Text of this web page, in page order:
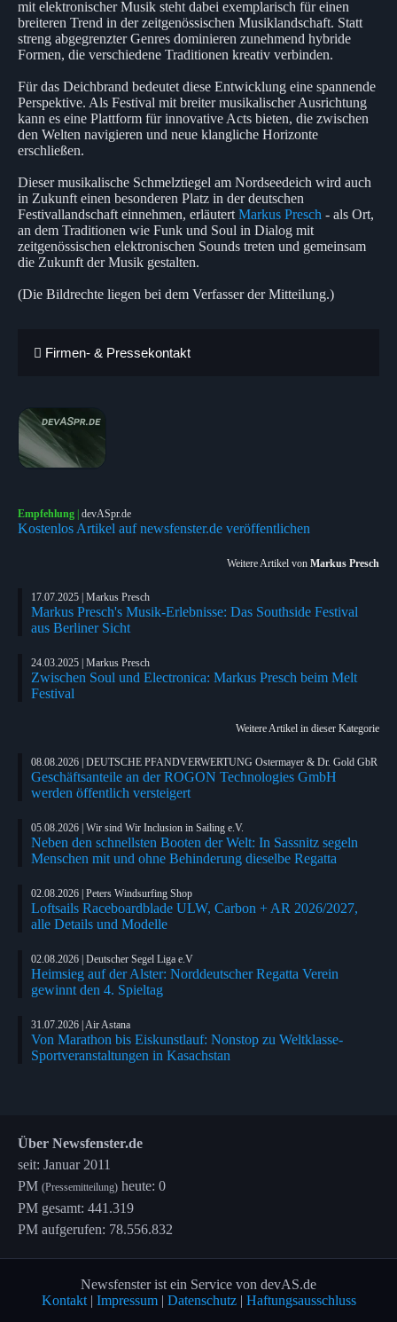
mit elektronischer Musik steht dabei exemplarisch für einen
breiteren Trend in der zeitgenössischen Musiklandschaft. Statt
streng abgegrenzter Genres dominieren zunehmend hybride
Formen, die verschiedene Traditionen kreativ verbinden.
Für das Deichbrand bedeutet diese Entwicklung eine spannende
Perspektive. Als Festival mit breiter musikalischer Ausrichtung
kann es eine Plattform für innovative Acts bieten, die zwischen
den Welten navigieren und neue klangliche Horizonte
erschließen.
Dieser musikalische Schmelztiegel am Nordseedeich wird auch
in Zukunft einen besonderen Platz in der deutschen
Festivallandschaft einnehmen, erläutert Markus Presch - als Ort,
an dem Traditionen wie Funk und Soul in Dialog mit
zeitgenössischen elektronischen Sounds treten und gemeinsam
die Zukunft der Musik gestalten.
(Die Bildrechte liegen bei dem Verfasser der Mitteilung.)
Firmen- & Pressekontakt
Empfehlung | devASpr.de
Kostenlos Artikel auf newsfenster.de veröffentlichen
Weitere Artikel von Markus Presch
17.07.2025 | Markus Presch
Markus Presch's Musik-Erlebnisse: Das Southside Festival
aus Berliner Sicht
24.03.2025 | Markus Presch
Zwischen Soul und Electronica: Markus Presch beim Melt
Festival
Weitere Artikel in dieser Kategorie
08.08.2026 | DEUTSCHE PFANDVERWERTUNG Ostermayer & Dr. Gold GbR
Geschäftsanteile an der ROGON Technologies GmbH
werden öffentlich versteigert
05.08.2026 | Wir sind Wir Inclusion in Sailing e.V.
Neben den schnellsten Booten der Welt: In Sassnitz segeln
Menschen mit und ohne Behinderung dieselbe Regatta
02.08.2026 | Peters Windsurfing Shop
Loftsails Raceboardblade ULW, Carbon + AR 2026/2027,
alle Details und Modelle
02.08.2026 | Deutscher Segel Liga e.V
Heimsieg auf der Alster: Norddeutscher Regatta Verein
gewinnt den 4. Spieltag
31.07.2026 | Air Astana
Von Marathon bis Eiskunstlauf: Nonstop zu Weltklasse-
Sportveranstaltungen in Kasachstan
Über Newsfenster.de
seit: Januar 2011
PM (Pressemitteilung) heute: 0
PM gesamt: 441.319
PM aufgerufen: 78.556.832
Newsfenster ist ein Service von devAS.de
Kontakt| Impressum| Datenschutz| Haftungsausschluss